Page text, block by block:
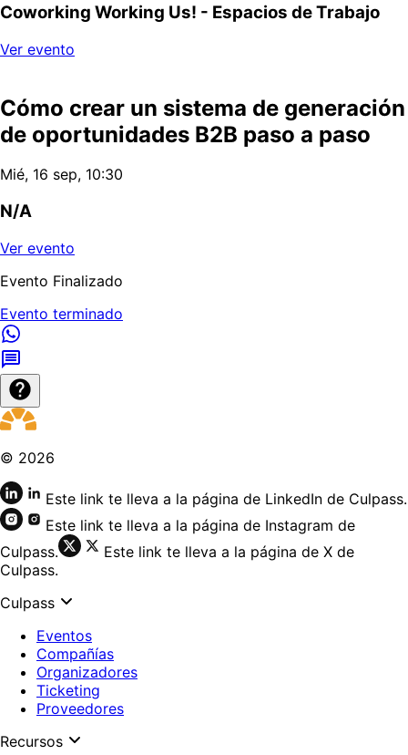
Coworking Working Us! - Espacios de Trabajo
Ver evento
Cómo crear un sistema de generación
de oportunidades B2B paso a paso
Mié, 16 sep, 10:30
N/A
Ver evento
Evento Finalizado
Evento terminado
© 2026
Este link te lleva a la página de LinkedIn de Culpass.
Este link te lleva a la página de Instagram de
Culpass.
Este link te lleva a la página de X de
Culpass.
Culpass
Eventos
Compañías
Organizadores
Ticketing
Proveedores
Recursos